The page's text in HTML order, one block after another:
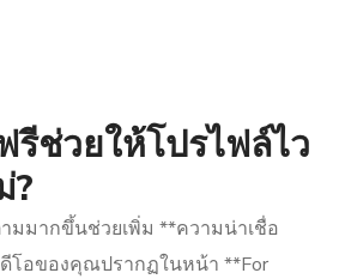
รีช่วยให้โปรไฟล์ไว
?
มมากขึ้นช่วยเพิ่ม **ความน่าเชื่อ
โอของคุณปรากฏในหน้า **For